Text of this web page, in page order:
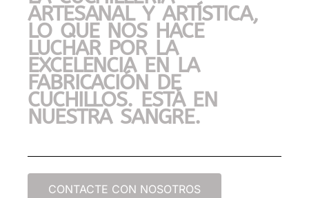
ARTESANAL Y ARTÍSTICA,
LO QUE NOS HACE
LUCHAR POR LA
EXCELENCIA EN LA
FABRICACIÓN DE
CUCHILLOS. ESTÁ EN
NUESTRA SANGRE.
CONTACTE CON NOSOTROS